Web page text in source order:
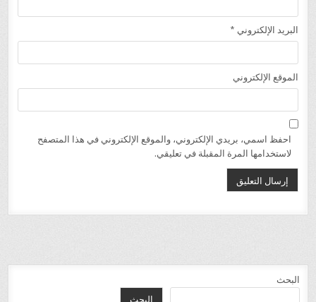
البريد الإلكتروني *
الموقع الإلكتروني
احفظ اسمي، بريدي الإلكتروني، والموقع الإلكتروني في هذا المتصفح
لاستخدامها المرة المقبلة في تعليقي.
البحث
البحث